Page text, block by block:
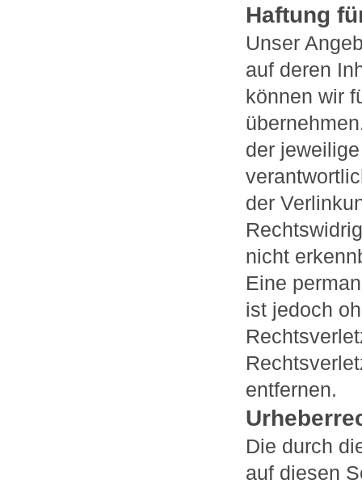
Haftung
Unser
auf deren
können wir
der
der
nicht
Eine
ist jedoch
entfernen.
Die durch
auf diesen